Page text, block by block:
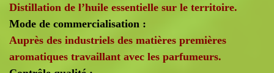
Distillation de l’huile essentielle sur le territoire.
Mode de commercialisation :
Auprès des industriels des matières premières
aromatiques travaillant avec les parfumeurs.